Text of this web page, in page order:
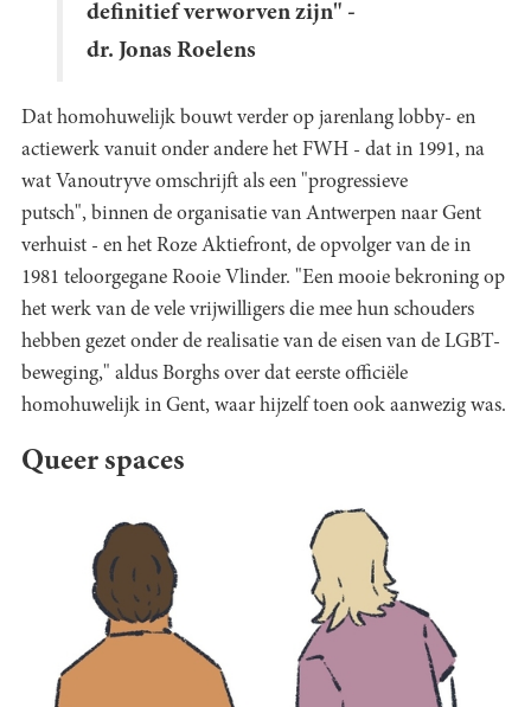
definitief verworven zijn" -
dr. Jonas Roelens
Dat homohuwelijk bouwt verder op jarenlang lobby- en
actiewerk vanuit onder andere het FWH - dat in 1991, na
wat Vanoutryve omschrijft als een "progressieve
putsch", binnen de organisatie van Antwerpen naar Gent
verhuist - en het Roze Aktiefront, de opvolger van de in
1981 teloorgegane Rooie Vlinder. "Een mooie bekroning op
het werk van de vele vrijwilligers die mee hun schouders
hebben gezet onder de realisatie van de eisen van de LGBT-
beweging," aldus Borghs over dat eerste officiële
homohuwelijk in Gent, waar hijzelf toen ook aanwezig was.
Queer spaces